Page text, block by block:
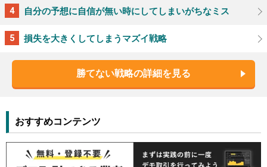
自分の予想に自信が無い時にしてしまいがちなミス
損失を大きくしてしまうマズイ戦略
勝てない戦略の詳細を見る
おすすめコンテンツ